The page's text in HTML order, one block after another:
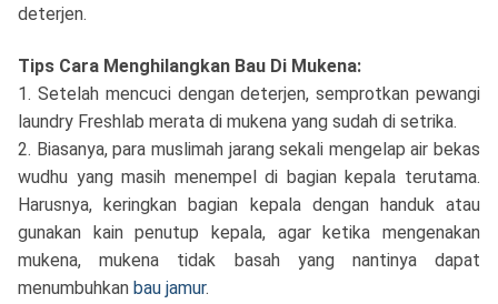
deterjen.
Tips Cara Menghilangkan Bau Di Mukena:
1. Setelah mencuci dengan deterjen, semprotkan pewangi
laundry Freshlab merata di mukena yang sudah di setrika.
2. Biasanya, para muslimah jarang sekali mengelap air bekas
wudhu yang masih menempel di bagian kepala terutama.
Harusnya, keringkan bagian kepala dengan handuk atau
gunakan kain penutup kepala, agar ketika mengenakan
mukena, mukena tidak basah yang nantinya dapat
menumbuhkan bau jamur.